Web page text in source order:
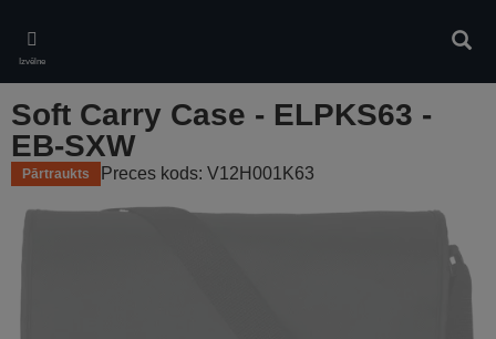
main
content
Izvēlne
Soft Carry Case - ELPKS63 -
EB-SXW
Pārtraukts Preces kods: V12H001K63